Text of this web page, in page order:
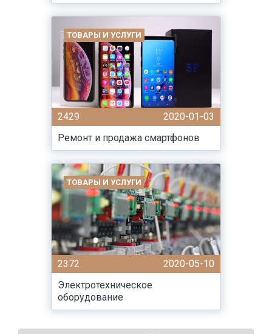
ТОВАРЫ И УСЛУГИ
2429
2020-01-03
Ремонт и продажа смартфонов
ТОВАРЫ И УСЛУГИ
2372
2020-05-10
Электротехническое
оборудование